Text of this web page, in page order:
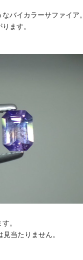
バイカラーサファイア。
ます。
。
当たりません。